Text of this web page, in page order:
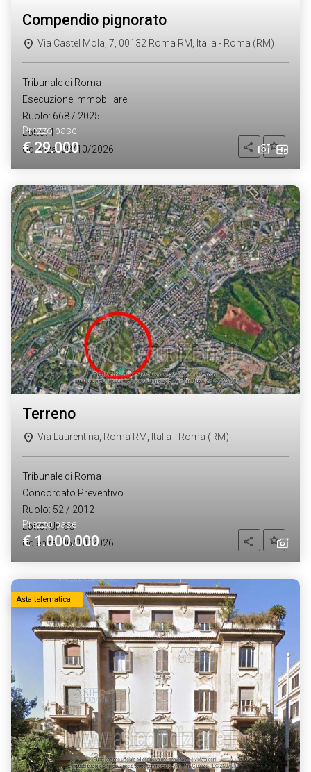
Prezzo base
€ 29.000
compendio pignorato
Via Castel Mola, 7, 00132 Roma RM, Italia - Roma (RM)
Tribunale di Roma
Esecuzione Immobiliare
Ruolo: 668 / 2025
Lotto: 1
Udienza: 28/10/2026
Condividi
Prezzo base
€ 1.000.000
terreno
Via Laurentina, Roma RM, Italia - Roma (RM)
Tribunale di Roma
Concordato Preventivo
Ruolo: 52 / 2012
Lotto: Unico
Udienza: 06/10/2026
Condividi
Asta telematica